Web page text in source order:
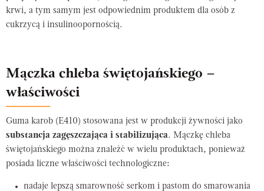
krwi, a tym samym jest odpowiednim produktem dla osób z
cukrzycą i insulinoopornością.
Mączka chleba świętojańskiego –
właściwości
Guma karob (E410) stosowana jest w produkcji żywności jako
substancja zagęszczająca i stabilizująca. Mączkę chleba
świętojańskiego można znaleźć w wielu produktach, ponieważ
posiada liczne właściwości technologiczne:
nadaje lepszą smarowność serkom i pastom do smarowania